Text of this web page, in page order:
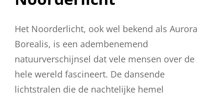
Het Noorderlicht, ook wel bekend als Aurora
Borealis, is een adembenemend
natuurverschijnsel dat vele mensen over de
hele wereld fascineert. De dansende
lichtstralen die de nachtelijke hemel